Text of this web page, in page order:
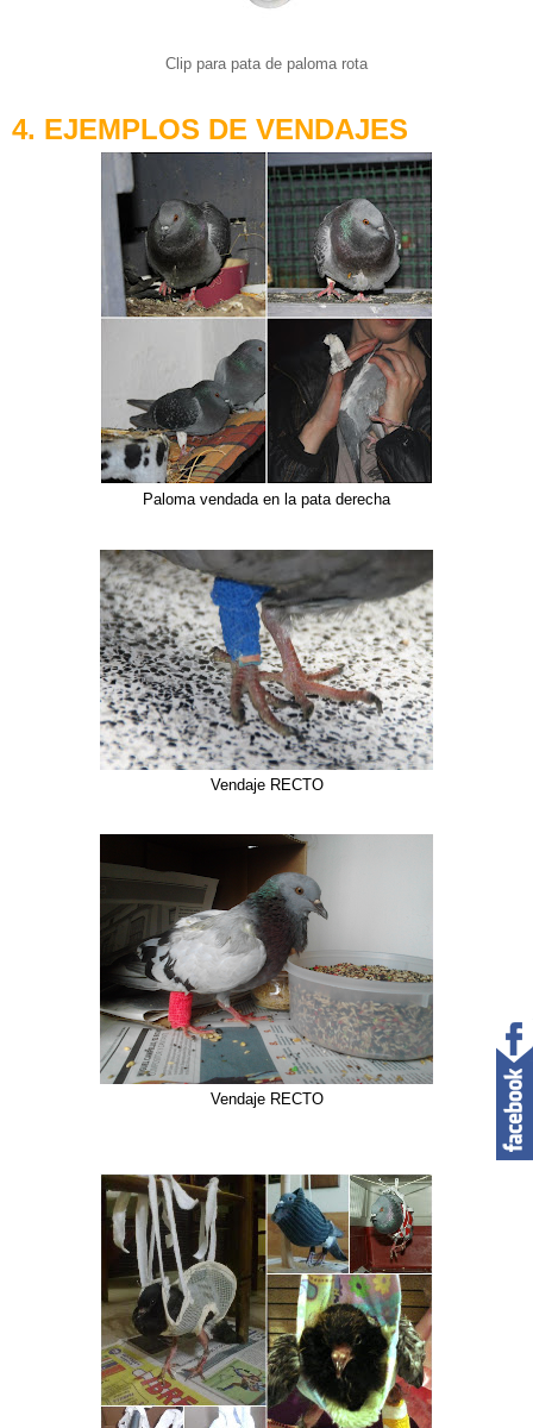
Clip para pata de paloma rota
4. EJEMPLOS DE VENDAJES
Paloma vendada en la pata derecha
Vendaje RECTO
Vendaje RECTO